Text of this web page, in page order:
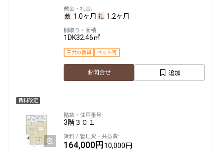
1.0ヶ月 1.2ヶ月
1DK32.46㎡
三井の賃貸 ペット可
お問合せ 追加
賃料改定
3階３０１
164,000円10,000円